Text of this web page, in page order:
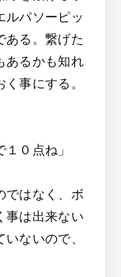
ルパソーピッ
ある。繋げた
あるかも知れ
事にする。
０点ね」
ではなく、ボ
事は出来ない
ないので、